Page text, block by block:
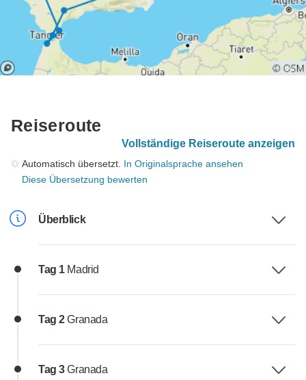
Reiseroute
Vollständige Reiseroute anzeigen
Automatisch übersetzt. In Originalsprache ansehen
Diese Übersetzung bewerten
Überblick
Tag 1 Madrid
Tag 2Granada
Tag 3Granada